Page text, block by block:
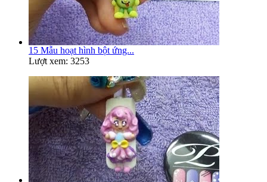
15 Mẫu hoạt hình bột ứng...
Lượt xem: 3253